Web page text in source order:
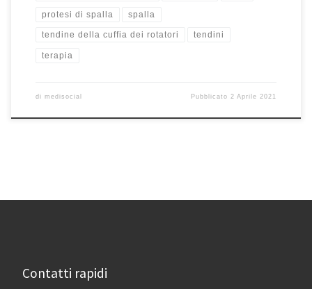
protesi di spalla spalla
tendine della cuffia dei rotatori tendini
terapia
di medisocial Pubblicato 2 Aprile 2021
Contatti rapidi